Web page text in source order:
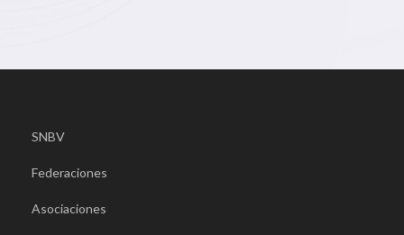
SNBV
Federaciones
Asociaciones